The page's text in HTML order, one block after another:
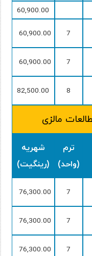
60,900.00
7
60,900.00
7
60,900.00
8
82,500.00
مالزی
ترم
(واحد)
شهریه
(رینگیت)
7
76,300.00
7
76,300.00
7
76,300.00